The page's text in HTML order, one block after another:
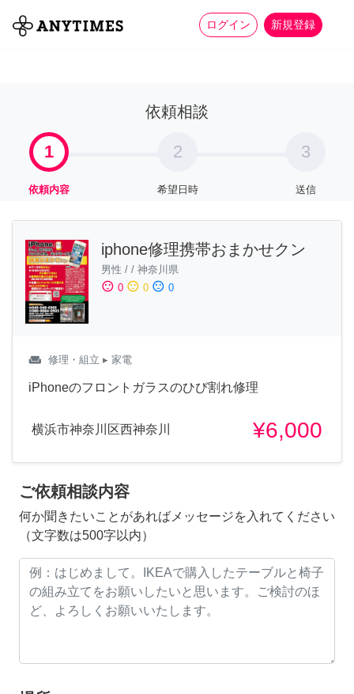
ログイン 新規登録
全て 家事 more_horiz
依頼相談
1
依頼内容
2
希望日時
3
送信
iphone修理携帯おまかせクン
男性 / / 神奈川県
sentiment_satisfied 0 sentiment_neutral 0 sentiment_dissatisfied 0
weekend 修理・組立 ▸ 家電
iPhoneのフロントガラスのひび割れ修理
横浜市神奈川区西神奈川 ¥6,000
ご依頼相談内容
何か聞きたいことがあればメッセージを入れてください
（文字数は500字以内）